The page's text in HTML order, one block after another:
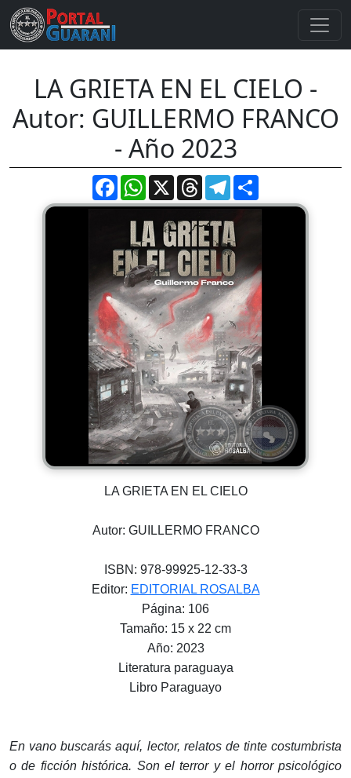
LA GRIETA EN EL CIELO -
Autor: GUILLERMO FRANCO
- Año 2023
FacebookWhatsApp
X ThreadsTelegram
LA GRIETA EN EL CIELO
Autor: GUILLERMO FRANCO
ISBN: 978-99925-12-33-3
Editor: EDITORIAL ROSALBA
Página: 106
Tamaño: 15 x 22 cm
Año: 2023
Literatura paraguaya
Libro Paraguayo
En vano buscarás aquí, lector, relatos de tinte costumbrista
o de ficción histórica. Son el terror y el horror psicológico